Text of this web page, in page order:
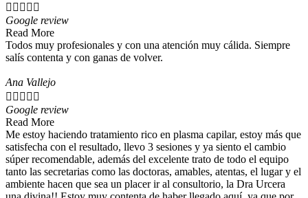
    
Google review
Read More
Todos muy profesionales y con una atención muy cálida. Siempre
salís contenta y con ganas de volver.
Ana Vallejo
    
Google review
Read More
Me estoy haciendo tratamiento rico en plasma capilar, estoy más que
satisfecha con el resultado, llevo 3 sesiones y ya siento el cambio
súper recomendable, además del excelente trato de todo el equipo
tanto las secretarias como las doctoras, amables, atentas, el lugar y el
ambiente hacen que sea un placer ir al consultorio, la Dra Urcera